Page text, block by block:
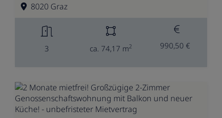
8020 Graz
3 ca. 74,17 m2 990,50 €